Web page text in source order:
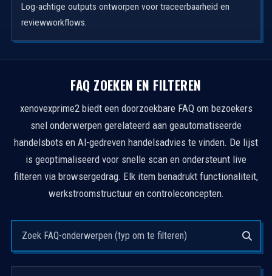
Log-achtige outputs ontworpen voor traceerbaarheid en
reviewworkflows.
FAQ ZOEKEN EN FILTEREN
xenovexprime2 biedt een doorzoekbare FAQ om bezoekers
snel onderwerpen gerelateerd aan geautomatiseerde
handelsbots en AI-gedreven handelsadvies te vinden. De lijst
is geoptimaliseerd voor snelle scan en ondersteunt live
filteren via browsergedrag. Elk item benadrukt functionaliteit,
werkstroomstructuur en controleconcepten.